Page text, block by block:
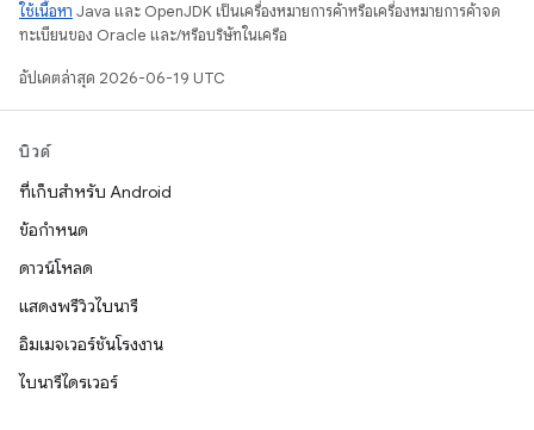
ใช้เนื้อหา Java และ OpenJDK เป็นเครื่องหมายการค้าหรือเครื่องหมายการค้าจด
ทะเบียนของ Oracle และ/หรือบริษัทในเครือ
อัปเดตล่าสุด 2026-06-19 UTC
บิวด์
ที่เก็บสำหรับ Android
ข้อกำหนด
ดาวน์โหลด
แสดงพรีวิวไบนารี
อิมเมจเวอร์ชันโรงงาน
ไบนารีไดรเวอร์